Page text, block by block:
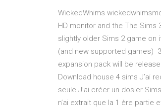
WickedWhims
HD monitor and the The Sims
slightly older Sims 2 game on
(and new supported games)
expansion pack will be
Download house 4 sims J’ai
seule.J’ai créer un dosier
n’ai extrait que la 1 ère partie